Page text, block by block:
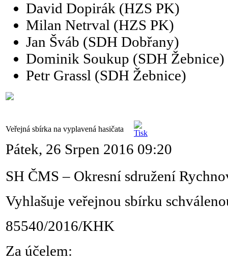
David Dopirák (HZS PK)
Milan Netrval (HZS PK)
Jan Šváb (SDH Dobřany)
Dominik Soukup (SDH Žebnice)
Petr Grassl (SDH Žebnice)
Veřejná sbírka na vyplavená hasičata
Pátek, 26 Srpen 2016 09:20
SH ČMS – Okresní sdružení
Vyhlašuje veřejnou sbírku
85540/2016/KHK
Za účelem: